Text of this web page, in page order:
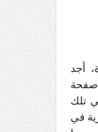
أجد
تلك
في